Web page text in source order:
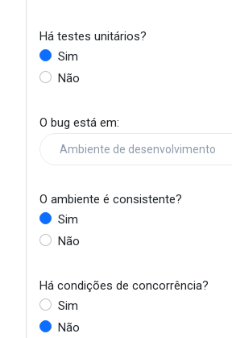
Há testes unitários?
Sim
Não
O bug está em:
O ambiente é consistente?
Sim
Não
Há condições de concorrência?
Sim
Não